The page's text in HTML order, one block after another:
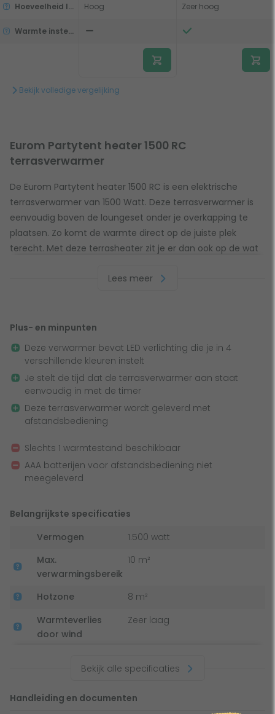
Hoeveelheid licht
Warmte instelbaar
Hoog Zeer hoog
Bekijk volledige vergelijking
Eurom Partytent heater 1500 RC
terrasverwarmer
De Eurom Partytent heater 1500 RC is een elektrische
terrasverwarmer van 1500 Watt. Deze terrasverwarmer is
eenvoudig boven de loungeset onder je overkapping te
plaatsen. Zo komt de warmte direct op de juiste plek
terecht. Met deze terrasheater zit je er dan ook op de wat
Deze terrasverwarmer heeft een 1500 watt carbon lamp.
terras, maar ook rechtstreeks je lichaam. De carbon lamp
spatwaterdicht (IP24). De warmte van deze lamp wordt
verplaatst door infraroodstralen, waardoor de warmte
direct voelbaar is. Bovendien heeft de wind weinig invloed
Met LED verlichting
Deze LED lamp kan in de kleuren rood, groen, blauw en wit
worden ingesteld. Met deze terrasverwarmer creëer je niet
terras.
Voorzien van een timer
Naast de sfeervolle LED verlichting is de Partytent heater
en je terras moet verwarmen. Je kunt hierbij een timer
nooit zorgen te maken dat je heater de hele nacht
Lees meer
Plus- en minpunten
Deze verwarmer bevat LED verlichting die je in 4
verschillende kleuren instelt
Je stelt de tijd dat de terrasverwarmer aan staat
eenvoudig in met de timer
Deze terrasverwarmer wordt geleverd met
afstandsbediening
Slechts 1 warmtestand beschikbaar
AAA batterijen voor afstandsbediening niet
meegeleverd
Belangrijkste specificaties
Vermogen
1.500 watt
Max.
verwarmingsbereik
10 m²
Hotzone
8 m²
Warmteverlies
door wind
Zeer laag
Bekijk alle specificaties
Handleiding en documenten